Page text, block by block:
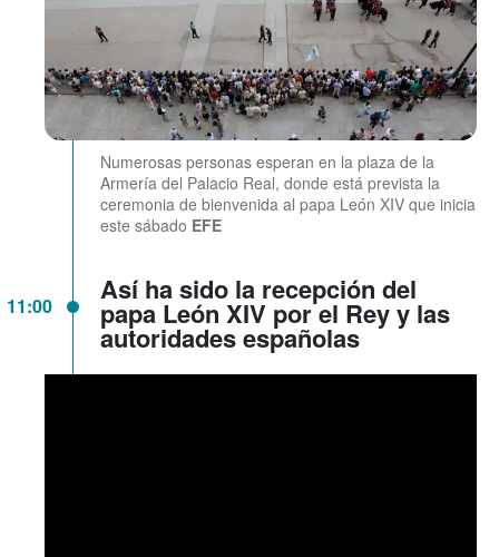
Numerosas personas esperan en la plaza de la
Armería del Palacio Real, donde está prevista la
ceremonia de bienvenida al papa León XIV que inicia
este sábado EFE
11:00 Así ha sido la recepción del
papa León XIV por el Rey y las
autoridades españolas